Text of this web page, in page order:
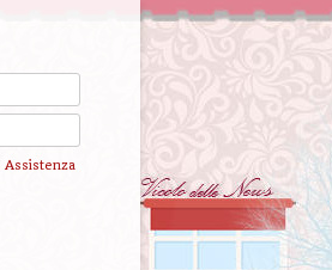
Assistenza